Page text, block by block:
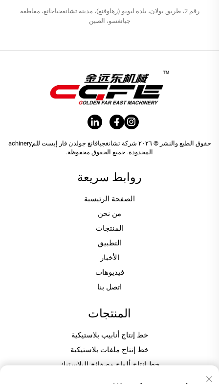
رقم 2، طريق يولان، بلدة ليويو (زهاوفنغ)، مدينة تشانغجياجانغ، مقاطعة
جيانغسو، الصين
حقوق الطبع والنشر © ٢٠٢٦ شركة تشانغجياقانغ جولدن فار إيست للمachinery
المحدودة. جميع الحقوق محفوظة.
روابط سريعة
الصفحة الرئيسية
من نحن
المنتجات
التطبيق
الأخبار
فيديوهات
اتصل بنا
المنتجات
خط إنتاج أنابيب بلاستيكية
خط إنتاج ملفات بلاستيكية
خط إنتاج ألواح وصفائح البلاستيك